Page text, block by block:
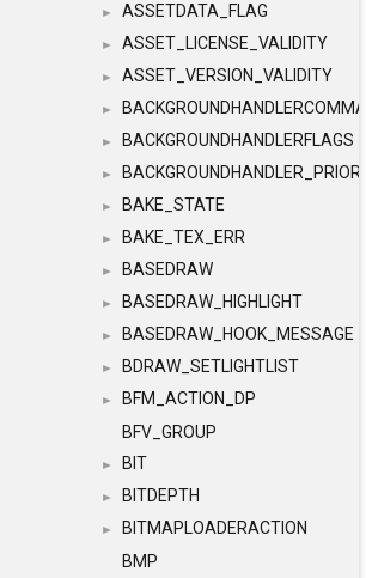
► ASSETDATA_FLAG
► ASSET_LICENSE_VALIDITY
► ASSET_VERSION_VALIDITY
►
► BACKGROUNDHANDLERFLAGS
►
► BAKE_STATE
► BAKE_TEX_ERR
► BASEDRAW
► BASEDRAW_HIGHLIGHT
► BASEDRAW_HOOK_MESSAGE
► BDRAW_SETLIGHTLIST
►
BFM_ACTION_DP
BFV_GROUP
► BIT
► BITDEPTH
►
BITMAPLOADERACTION
BMP